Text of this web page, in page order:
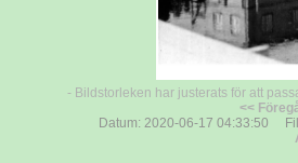
- Bildstorleken har justerats för att
<<
Datum: 2020-06-17 04:33:50